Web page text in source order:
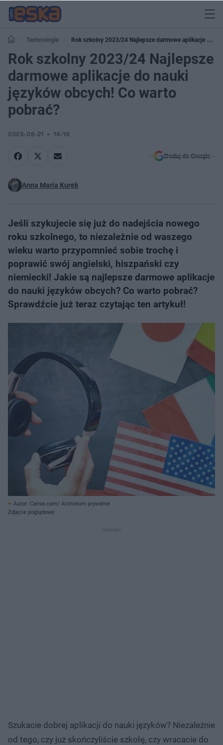
Technologie
Rok szkolny 2023/24 Najlepsze darmowe aplikacje do
nauki języków obcych! Co warto pobrać?
Rok szkolny 2023/24 Najlepsze
darmowe aplikacje do nauki
języków obcych! Co warto
pobrać?
2023-08-21 14:19
Dodaj do Google
Anna Maria Kurek
Jeśli szykujecie się już do nadejścia nowego
roku szkolnego, to niezależnie od waszego
wieku warto przypomnieć sobie trochę i
poprawić swój angielski, hiszpański czy
niemiecki! Jakie są najlepsze darmowe aplikacje
do nauki języków obcych? Co warto pobrać?
Sprawdźcie już teraz czytając ten artykuł!
Autor: Canva.com/ Archiwum prywatne
Zdjęcie poglądowe
Szukacie dobrej aplikacji do nauki języków? Niezależnie
od tego, czy już skończyliście szkołę, czy wracacie do